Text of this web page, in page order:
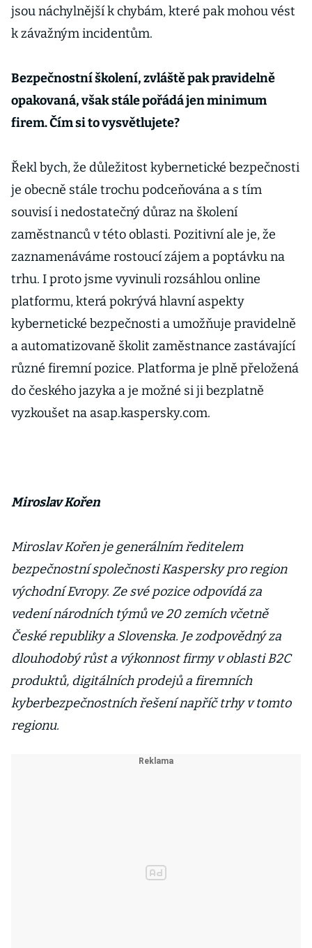
jsou náchylnější k chybám, které pak mohou vést
k závažným incidentům.
Bezpečnostní školení, zvláště pak pravidelně
opakovaná, však stále pořádá jen minimum
firem. Čím si to vysvětlujete?
Řekl bych, že důležitost kybernetické bezpečnosti
je obecně stále trochu podceňována a s tím
souvisí i nedostatečný důraz na školení
zaměstnanců v této oblasti. Pozitivní ale je, že
zaznamenáváme rostoucí zájem a poptávku na
trhu. I proto jsme vyvinuli rozsáhlou online
platformu, která pokrývá hlavní aspekty
kybernetické bezpečnosti a umožňuje pravidelně
a automatizovaně školit zaměstnance zastávající
různé firemní pozice. Platforma je plně přeložená
do českého jazyka a je možné si ji bezplatně
vyzkoušet na asap.kaspersky.com.
Miroslav Kořen
Miroslav Kořen je generálním ředitelem
bezpečnostní společnosti Kaspersky pro region
východní Evropy. Ze své pozice odpovídá za
vedení národních týmů ve 20 zemích včetně
České republiky a Slovenska. Je zodpovědný za
dlouhodobý růst a výkonnost firmy v oblasti B2C
produktů, digitálních prodejů a firemních
kyberbezpečnostních řešení napříč trhy v tomto
regionu.